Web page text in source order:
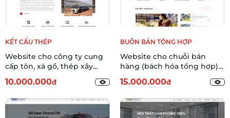
KẾT CẤU THÉP
Website cho công ty cung
cấp tôn, xà gồ, thép xây
10.000.000đ
BUÔN BÁN TỔNG HỢP
Website cho chuỗi bán
hàng (bách hóa tổng hợp)
15.000.000đ